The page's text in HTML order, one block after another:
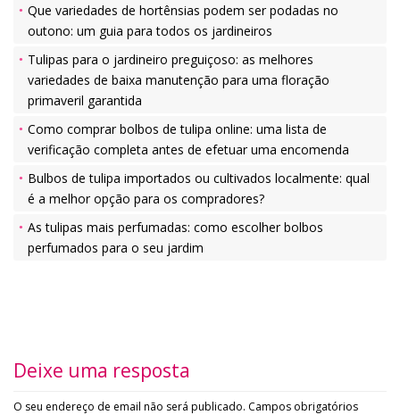
Que variedades de hortênsias podem ser podadas no
outono: um guia para todos os jardineiros
Tulipas para o jardineiro preguiçoso: as melhores
variedades de baixa manutenção para uma floração
primaveril garantida
Como comprar bolbos de tulipa online: uma lista de
verificação completa antes de efetuar uma encomenda
Bulbos de tulipa importados ou cultivados localmente: qual
é a melhor opção para os compradores?
As tulipas mais perfumadas: como escolher bolbos
perfumados para o seu jardim
Deixe uma resposta
O seu endereço de email não será publicado. Campos obrigatórios